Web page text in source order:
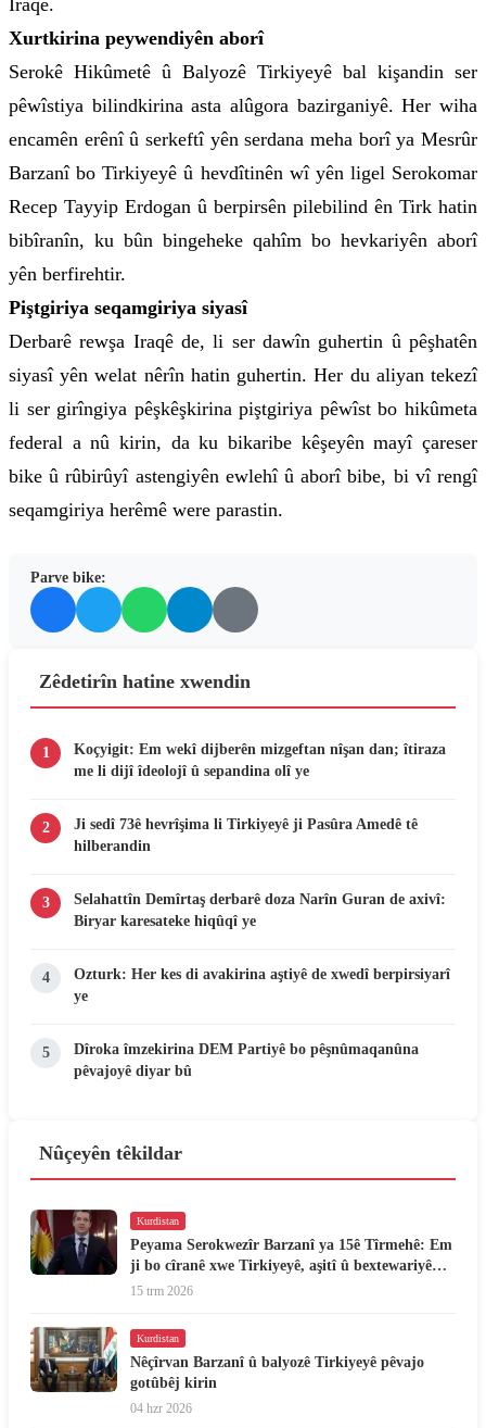
Iraqê.
Xurtkirina peywendiyên aborî
Serokê Hikûmetê û Balyozê Tirkiyeyê bal kişandin ser
pêwîstiya bilindkirina asta alûgora bazirganiyê. Her wiha
encamên erênî û serkeftî yên serdana meha borî ya Mesrûr
Barzanî bo Tirkiyeyê û hevdîtinên wî yên ligel Serokomar
Recep Tayyip Erdogan û berpirsên pilebilind ên Tirk hatin
bibîranîn, ku bûn bingeheke qahîm bo hevkariyên aborî
yên berfirehtir.
Piştgiriya seqamgiriya siyasî
Derbarê rewşa Iraqê de, li ser dawîn guhertin û pêşhatên
siyasî yên welat nêrîn hatin guhertin. Her du aliyan tekezî
li ser girîngiya pêşkêşkirina piştgiriya pêwîst bo hikûmeta
federal a nû kirin, da ku bikaribe kêşeyên mayî çareser
bike û rûbirûyî astengiyên ewlehî û aborî bibe, bi vî rengî
seqamgiriya herêmê were parastin.
Parve bike:
Zêdetirîn hatine xwendin
1
Koçyigit: Em wekî dijberên mizgeftan nîşan dan; îtiraza
me li dijî îdeolojî û sepandina olî ye
2
Ji sedî 73ê hevrîşima li Tirkiyeyê ji Pasûra Amedê tê
hilberandin
3
Selahattîn Demîrtaş derbarê doza Narîn Guran de axivî:
Biryar karesateke hiqûqî ye
4
Ozturk: Her kes di avakirina aştiyê de xwedî berpirsiyarî
ye
5
Dîroka îmzekirina DEM Partiyê bo pêşnûmaqanûna
pêvajoyê diyar bû
Nûçeyên têkildar
Kurdistan
Peyama Serokwezîr Barzanî ya 15ê Tîrmehê: Em
ji bo cîranê xwe Tirkiyeyê, aşitî û bextewariyê
dixwazin
15 trm 2026
Kurdistan
Nêçîrvan Barzanî û balyozê Tirkiyeyê pêvajo
gotûbêj kirin
04 hzr 2026